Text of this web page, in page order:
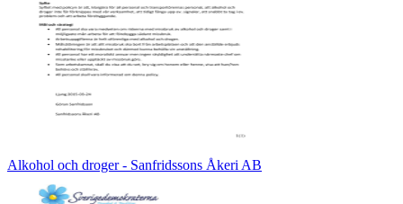
Alkohol och droger - Sanfridssons Åkeri AB